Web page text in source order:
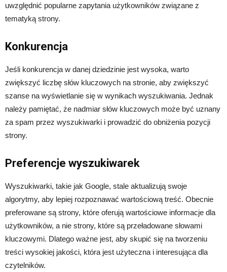
uwzględnić popularne zapytania użytkowników związane z
tematyką strony.
Konkurencja
Jeśli konkurencja w danej dziedzinie jest wysoka, warto
zwiększyć liczbę słów kluczowych na stronie, aby zwiększyć
szanse na wyświetlanie się w wynikach wyszukiwania. Jednak
należy pamiętać, że nadmiar słów kluczowych może być uznany
za spam przez wyszukiwarki i prowadzić do obniżenia pozycji
strony.
Preferencje wyszukiwarek
Wyszukiwarki, takie jak Google, stale aktualizują swoje
algorytmy, aby lepiej rozpoznawać wartościową treść. Obecnie
preferowane są strony, które oferują wartościowe informacje dla
użytkowników, a nie strony, które są przeładowane słowami
kluczowymi. Dlatego ważne jest, aby skupić się na tworzeniu
treści wysokiej jakości, która jest użyteczna i interesująca dla
czytelników.